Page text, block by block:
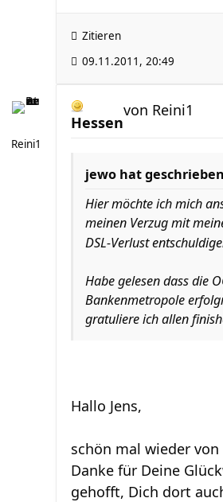
Zitieren
09.11.2011, 20:49
Reini1
Hessen
von Reini1
jewo hat
Hier möchte ich mich
meinen Verzug mit
DSL-Verlust
Habe gelesen dass die
Bankenmetropole
gratuliere ich allen
Hallo Jens,
schön mal wieder von
Danke für Deine
gehofft, Dich dort